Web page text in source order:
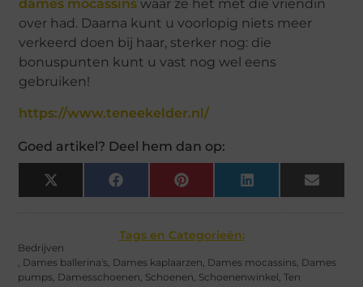
dames mocassins waar ze het met die vriendin
over had. Daarna kunt u voorlopig niets meer
verkeerd doen bij haar, sterker nog: die
bonuspunten kunt u vast nog wel eens
gebruiken!
https://www.teneekelder.nl/
Goed artikel? Deel hem dan op:
X
(Twitter)
Facebook Pinterest LinkedIn Email
Tags en Categorieën:
Bedrijven
, Dames ballerina's, Dames kaplaarzen, Dames mocassins, Dames
pumps, Damesschoenen, Schoenen, Schoenenwinkel, Ten